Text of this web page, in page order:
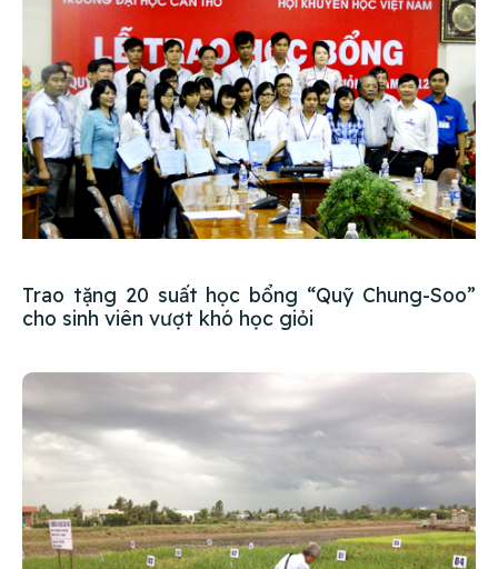
Trao tặng 20 suất học bổng “Quỹ Chung-Soo”
cho sinh viên vượt khó học giỏi